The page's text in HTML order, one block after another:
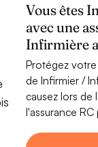
Vous êtes
avec une
Infirmière
Protégez
de Infirmier /
causez lors de
l'assurance